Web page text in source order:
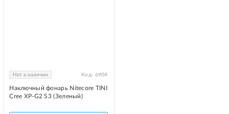
Нет в наличии Код: 6904
Наключный фонарь Nitecore TINI
Cree XP-G2 S3 (Зеленый)